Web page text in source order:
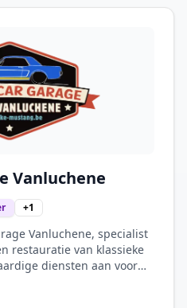
Vanluchene
+1
Vanluchene, specialist
restauratie van klassieke
diensten aan voor
Mustangs. Met bijna 30